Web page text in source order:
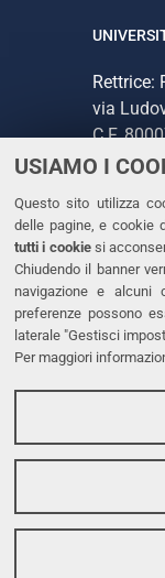
USIAMO I
Questo sito utilizza
delle pagine, e cookie
tutti i cookiesi
Chiudendo il banner
navigazione e alcuni
preferenze possono
laterale "Gestisci
Per maggiori
Rettrice:
via
C.F.
CONTATTI
Tel. +39
Fax.
PEC
LINKS